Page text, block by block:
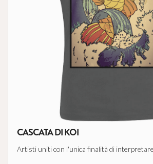
CASCATA DI KOI
Artisti uniti con l'unica finalità di